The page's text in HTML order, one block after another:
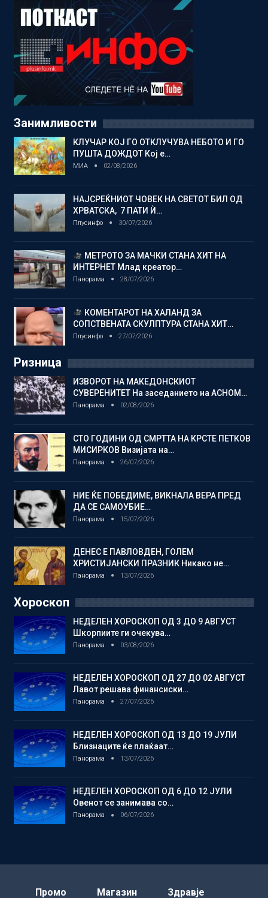
Занимливости
КЛУЧАР КОЈ ГО ОТКЛУЧУВА НЕБОТО И ГО
ПУШТА ДОЖДОТ Кој е…
МИА 02/08/2026
НАЈСРЕЌНИОТ ЧОВЕК НА СВЕТОТ БИЛ ОД
ХРВАТСКА, 7 ПАТИ Ѝ…
Плусинфо 30/07/2026
МЕТРОТО ЗА МАЧКИ СТАНА ХИТ НА
ИНТЕРНЕТ Млад креатор…
Панорама 28/07/2026
КОМЕНТАРОТ НА ХАЛАНД ЗА
СОПСТВЕНАТА СКУЛПТУРА СТАНА ХИТ…
Плусинфо 27/07/2026
Ризница
ИЗВОРОТ НА МАКЕДОНСКИОТ
СУВЕРЕНИТЕТ На заседанието на АСНОМ…
Панорама 02/08/2026
СТО ГОДИНИ ОД СМРТТА НА КРСТЕ ПЕТКОВ
МИСИРКОВ Визијата на…
Панорама 26/07/2026
НИЕ ЌЕ ПОБЕДИМЕ, ВИКНАЛА ВЕРА ПРЕД
ДА СЕ САМОУБИЕ…
Панорама 15/07/2026
ДЕНЕС Е ПАВЛОВДЕН, ГОЛЕМ
ХРИСТИЈАНСКИ ПРАЗНИК Никако не…
Панорама 13/07/2026
Хороскоп
НЕДЕЛЕН ХОРОСКОП ОД 3 ДО 9 АВГУСТ
Шкорпиите ги очекува…
Панорама 03/08/2026
НЕДЕЛЕН ХОРОСКОП ОД 27 ДО 02 АВГУСТ
Лавот решава финансиски…
Панорама 27/07/2026
НЕДЕЛЕН ХОРОСКОП ОД 13 ДО 19 ЈУЛИ
Близнаците ќе плаќаат…
Панорама 13/07/2026
НЕДЕЛЕН ХОРОСКОП ОД 6 ДО 12 ЈУЛИ
Овенот се занимава со…
Панорама 06/07/2026
Промо Магазин Здравје